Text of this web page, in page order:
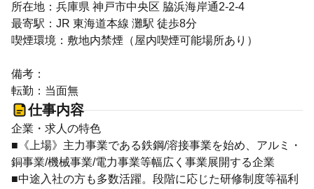
所在地：兵庫県 神戸市中央区 脇浜海岸通2-2-4
最寄駅：JR 東海道本線 灘駅 徒歩8分
喫煙環境：敷地内禁煙（屋内喫煙可能場所あり）
備考：
転勤：当面無
仕事内容
企業・求人の特色
■《上場》主力事業である鉄鋼/溶接事業を始め、アルミ・
銅事業/機械事業/電力事業等幅広く事業展開する企業
■中途入社の方も多数活躍。段階に応じた研修制度等福利